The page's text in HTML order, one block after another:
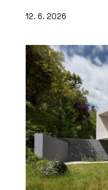
12. 6. 2026